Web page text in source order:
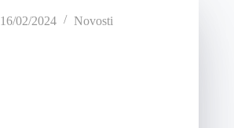
16/02/2024 Novosti